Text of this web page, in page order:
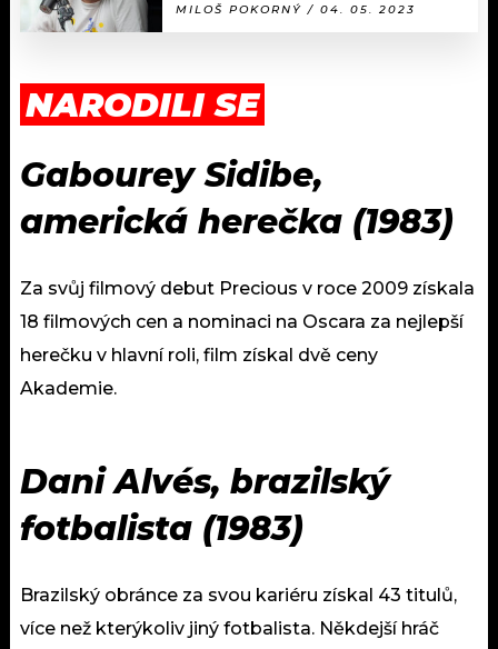
MILOŠ POKORNÝ / 04. 05. 2023
NARODILI SE
Gabourey Sidibe,
americká herečka (1983)
Za svůj filmový debut Precious v roce 2009 získala
18 filmových cen a nominaci na Oscara za nejlepší
herečku v hlavní roli, film získal dvě ceny
Akademie.
Dani Alvés, brazilský
fotbalista (1983)
Brazilský obránce za svou kariéru získal 43 titulů,
více než kterýkoliv jiný fotbalista. Někdejší hráč